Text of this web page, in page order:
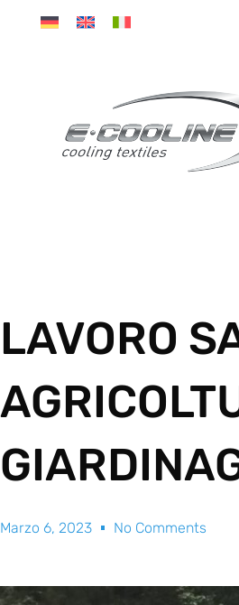
LAVORO
Marzo 6, 2023 No Comments